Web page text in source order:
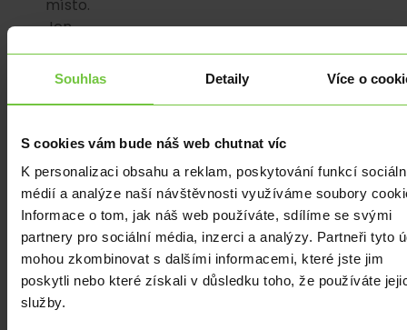
Souhlas Detaily Více o
S cookies vám bude náš web chutnat víc
K personalizaci obsahu a reklam, poskytování funkcí
médií a analýze naší návštěvnosti využíváme soubory
Informace o tom, jak náš web používáte, sdílíme se svými
partnery pro sociální média, inzerci a analýzy. Partneři tyto
mohou zkombinovat s dalšími informacemi, které jste jim
poskytli nebo které získali v důsledku toho, že používáte
služby.
místo.
Jen
pro
srovnání,
na
problematiku
optikou
Evropské
unie.
Míra
nezaměstnanosti
měřená